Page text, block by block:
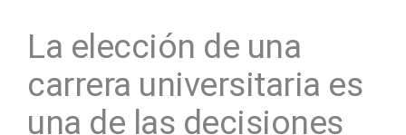
La elección de una
carrera universitaria es
una de las decisiones